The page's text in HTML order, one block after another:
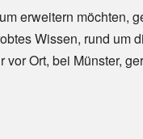
erweitern möchten,
Wissen, rund um
Ort, bei Münster,